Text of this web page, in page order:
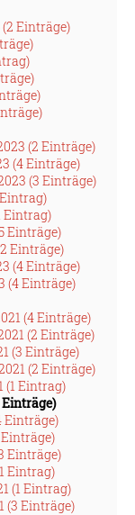
(2 Einträge)
(2 Einträge)
(4 Einträge)
(3 Einträge)
Eintrag)
Einträge)
Einträge)
(4 Einträge)
(4 Einträge)
(4 Einträge)
(2 Einträge)
(3 Einträge)
(2 Einträge)
(1 Eintrag)
Einträge)
Einträge)
Eintrag)
(1 Eintrag)
(3 Einträge)